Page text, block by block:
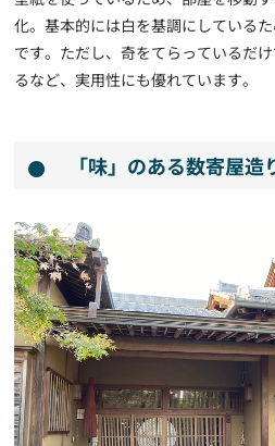
化。基本的には白を基調にしている
です。ただし、奇をてらっているだ
るなど、実用性にも優れています。
「味」のある数寄屋造